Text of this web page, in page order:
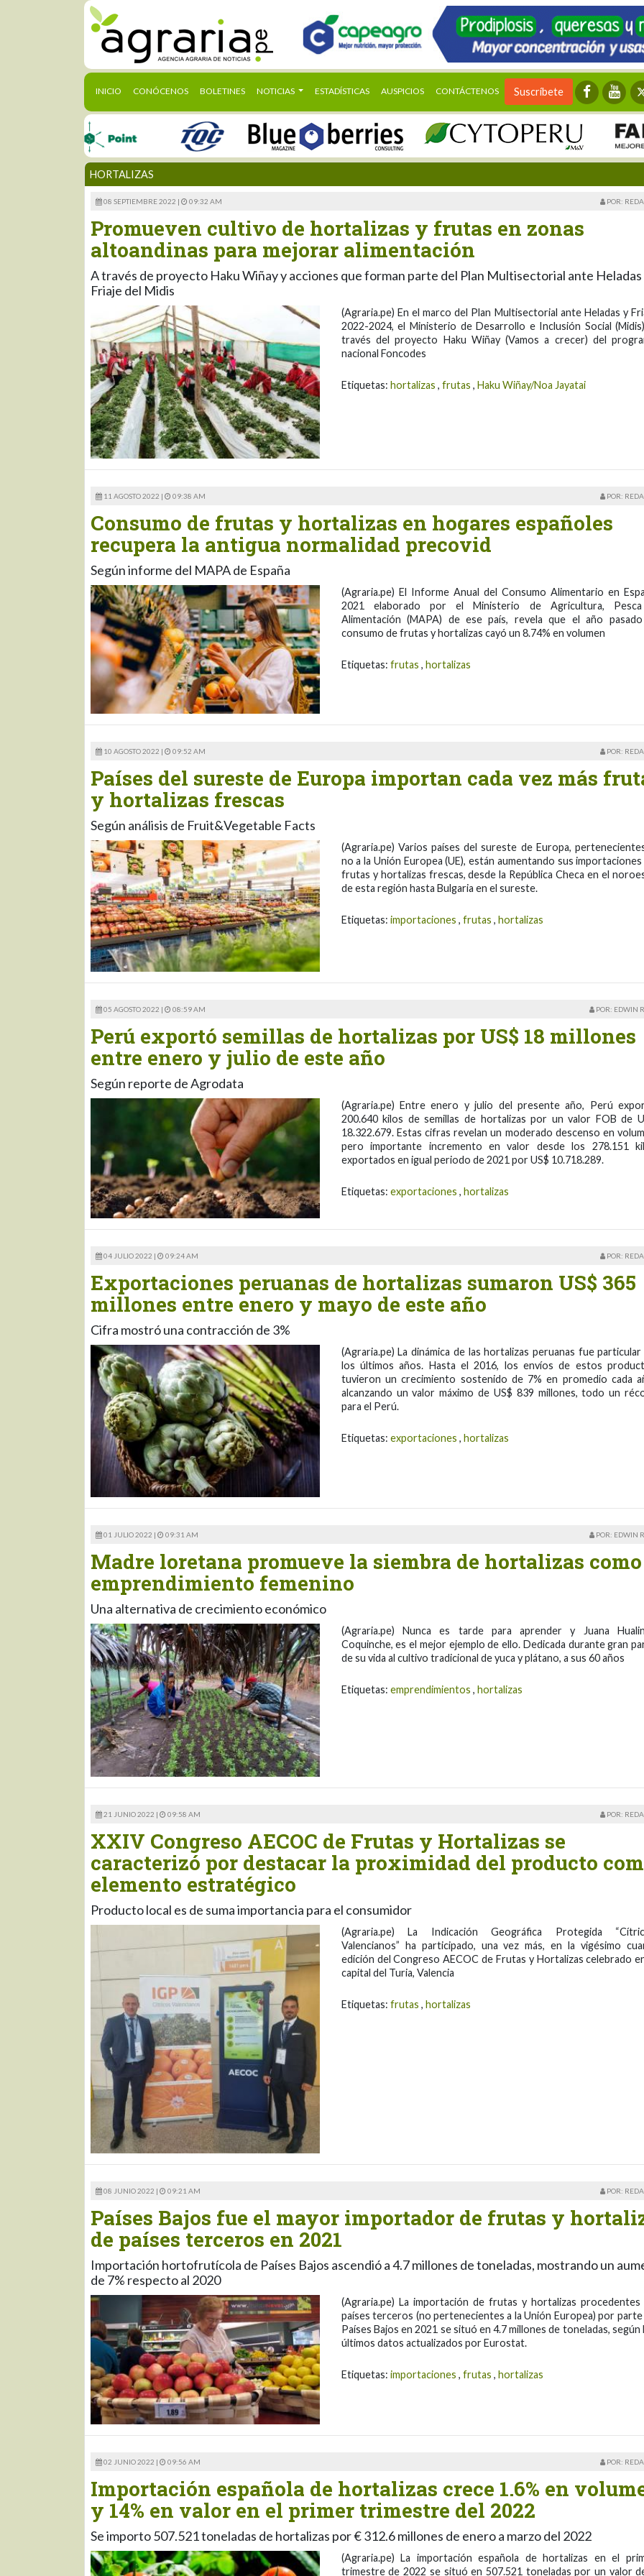
INICIO (CURRENT)
CONÓCENOS BOLETINES NOTICIAS ESTADÍSTICAS AUSPICIOS CONTÁCTENOS Suscríbete
HORTALIZAS
08 SEPTIEMBRE 2022 | 09:32 AM POR:
Promueven cultivo de hortalizas y frutas en zonas
altoandinas para mejorar alimentación
A través de proyecto Haku Wiñay y acciones que forman parte del Plan Multisectorial ante Heladas
Friaje del Midis
(Agraria.pe) En el marco del Plan Multisectorial ante Heladas y
2022-2024, el Ministerio de Desarrollo e Inclusión Social
través del proyecto Haku Wiñay (Vamos a crecer) del
nacional Foncodes
Etiquetas: hortalizas , frutas , Haku Wiñay/Noa Jayatai
11 AGOSTO 2022 | 09:38 AM POR:
Consumo de frutas y hortalizas en hogares españoles
recupera la antigua normalidad precovid
Según informe del MAPA de España
(Agraria.pe) El Informe Anual del Consumo Alimentario en
2021 elaborado por el Ministerio de Agricultura,
Alimentación (MAPA) de ese país, revela que el año
consumo de frutas y hortalizas cayó un 8.74% en volumen
Etiquetas: frutas , hortalizas
10 AGOSTO 2022 | 09:52 AM POR:
Países del sureste de Europa importan cada vez más
y hortalizas frescas
Según análisis de Fruit&Vegetable Facts
(Agraria.pe) Varios países del sureste de Europa,
no a la Unión Europea (UE), están aumentando sus
frutas y hortalizas frescas, desde la República Checa en el
de esta región hasta Bulgaria en el sureste.
Etiquetas: importaciones , frutas , hortalizas
05 AGOSTO 2022 | 08:59 AM POR: EDWIN
Perú exportó semillas de hortalizas por US$ 18 millones
entre enero y julio de este año
Según reporte de Agrodata
(Agraria.pe) Entre enero y julio del presente año, Perú
200.640 kilos de semillas de hortalizas por un valor FOB de
18.322.679. Estas cifras revelan un moderado descenso en
pero importante incremento en valor desde los 278.151
exportados en igual periodo de 2021 por US$ 10.718.289.
Etiquetas: exportaciones , hortalizas
04 JULIO 2022 | 09:24 AM POR:
Exportaciones peruanas de hortalizas sumaron US$ 365
millones entre enero y mayo de este año
Cifra mostró una contracción de 3%
(Agraria.pe) La dinámica de las hortalizas peruanas fue particular
los últimos años. Hasta el 2016, los envíos de estos
tuvieron un crecimiento sostenido de 7% en promedio cada
alcanzando un valor máximo de US$ 839 millones, todo un
para el Perú.
Etiquetas: exportaciones , hortalizas
01 JULIO 2022 | 09:31 AM POR: EDWIN
Madre loretana promueve la siembra de hortalizas como
emprendimiento femenino
Una alternativa de crecimiento económico
(Agraria.pe) Nunca es tarde para aprender y Juana
Coquinche, es el mejor ejemplo de ello. Dedicada durante gran
de su vida al cultivo tradicional de yuca y plátano, a sus 60 años
Etiquetas: emprendimientos , hortalizas
21 JUNIO 2022 | 09:58 AM POR:
XXIV Congreso AECOC de Frutas y Hortalizas se
caracterizó por destacar la proximidad del producto
elemento estratégico
Producto local es de suma importancia para el consumidor
(Agraria.pe) La Indicación Geográfica Protegida
Valencianos” ha participado, una vez más, en la vigésimo
edición del Congreso AECOC de Frutas y Hortalizas celebrado
capital del Turia, Valencia
Etiquetas: frutas , hortalizas
08 JUNIO 2022 | 09:21 AM POR:
Países Bajos fue el mayor importador de frutas y
de países terceros en 2021
Importación hortofrutícola de Países Bajos ascendió a 4.7 millones de toneladas, mostrando un
de 7% respecto al 2020
(Agraria.pe) La importación de frutas y hortalizas procedentes
países terceros (no pertenecientes a la Unión Europea) por parte
Países Bajos en 2021 se situó en 4.7 millones de toneladas, según
últimos datos actualizados por Eurostat.
Etiquetas: importaciones , frutas , hortalizas
02 JUNIO 2022 | 09:56 AM POR:
Importación española de hortalizas crece 1.6% en
y 14% en valor en el primer trimestre del 2022
Se importo 507.521 toneladas de hortalizas por € 312.6 millones de enero a marzo del 2022
(Agraria.pe) La importación española de hortalizas en el
trimestre de 2022 se situó en 507.521 toneladas por un valor